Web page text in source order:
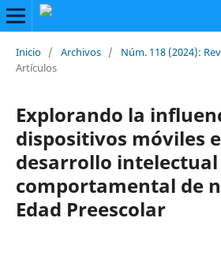
Inicio / Archivos / Núm. 118 (2024):
Artículos
Explorando la
dispositivos móviles
desarrollo
comportamental de
Edad Preescolar